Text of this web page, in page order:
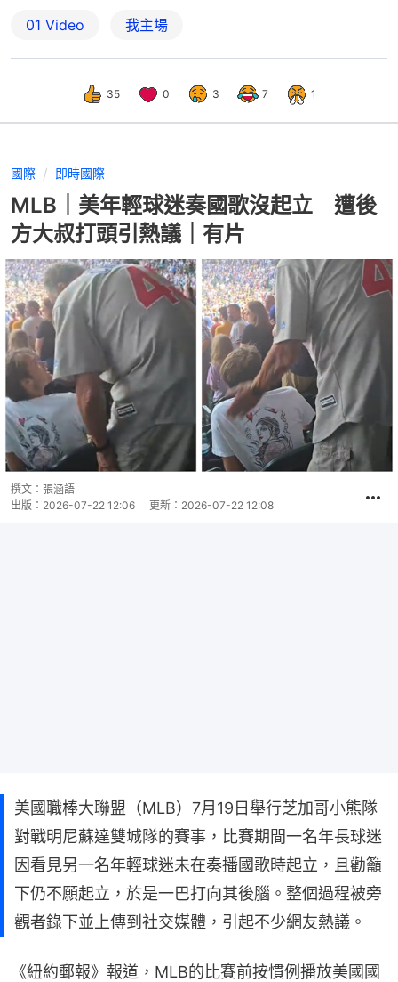
01 Video 我主場
35 0 3 7 1
國際 即時國際
MLB｜美年輕球迷奏國歌沒起立 遭後
方大叔打頭引熱議｜有片
撰文： 張涵語
出版： 2026-07-22 12:06 更新： 2026-07-22 12:08
美國職棒大聯盟（MLB）7月19日舉行芝加哥小熊隊
對戰明尼蘇達雙城隊的賽事，比賽期間一名年長球迷
因看見另一名年輕球迷未在奏播國歌時起立，且勸籲
下仍不願起立，於是一巴打向其後腦。整個過程被旁
觀者錄下並上傳到社交媒體，引起不少網友熱議。
《紐約郵報》報道，MLB的比賽前按慣例播放美國國